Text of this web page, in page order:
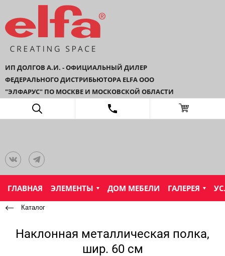
ИП ДОЛГОВ А.И. - ОФИЦИАЛЬНЫЙ ДИЛЕР
ФЕДЕРАЛЬНОГО ДИСТРИБЬЮТОРА ELFA ООО
"ЭЛФАРУС" ПО МОСКВЕ И МОСКОВСКОЙ ОБЛАСТИ
ГЛАВНАЯ ЭЛЕМЕНТЫ ДОМ МЕБЕЛИ ГАЛЕРЕЯ
Каталог
Наклонная металлическая полка,
шир. 60 см